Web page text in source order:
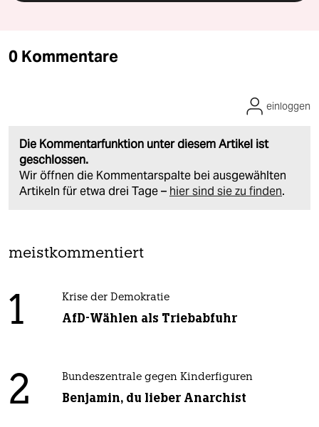
0 Kommentare
Die Kommentarfunktion unter diesem Artikel ist
geschlossen.
Wir öffnen die Kommentarspalte bei ausgewählten
Artikeln für etwa drei Tage – hier sind sie zu finden.
einloggen
meistkommentiert
1 Krise der Demokratie
AfD-Wählen als Triebabfuhr
2 Bundeszentrale gegen Kinderfiguren
Benjamin, du lieber Anarchist